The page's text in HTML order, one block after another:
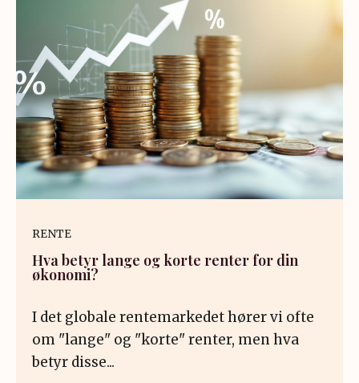
RENTE
Hva betyr lange og korte renter for din
økonomi?
I det globale rentemarkedet hører vi ofte
om "lange" og "korte" renter, men hva
betyr disse...